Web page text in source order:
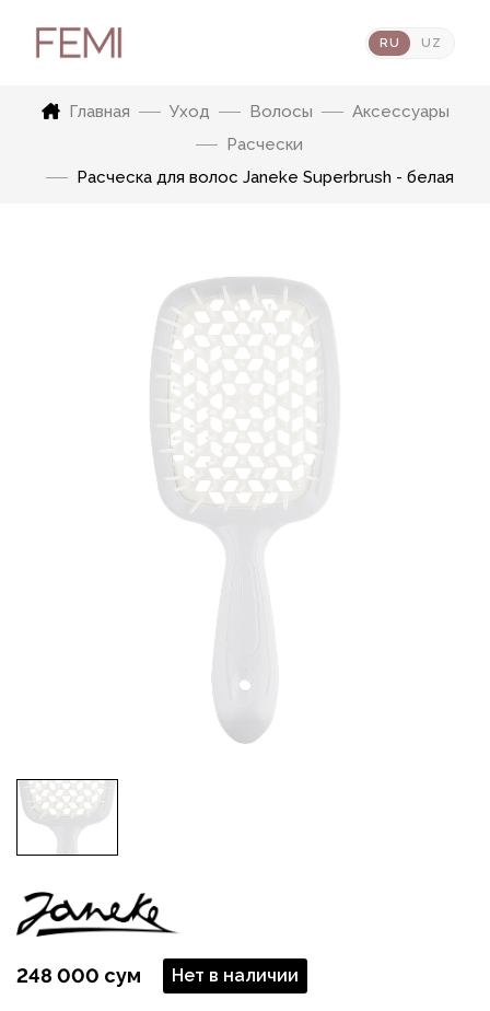
RU UZ
Главная Уход Волосы
Аксессуары
Расчески
Расческа для волос Janeke Superbrush - белая
248 000 сум Нет в наличии